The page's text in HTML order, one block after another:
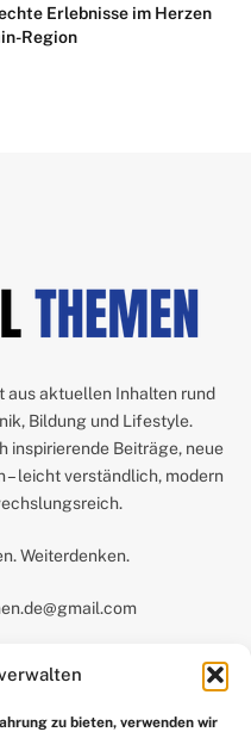
zu bieten, verwenden wir
Erlebnisse im Herzen
Region
aus aktuellen Inhalten rund
Bildung und Lifestyle.
inspirierende Beiträge, neue
leicht verständlich, modern
Weiterdenken.